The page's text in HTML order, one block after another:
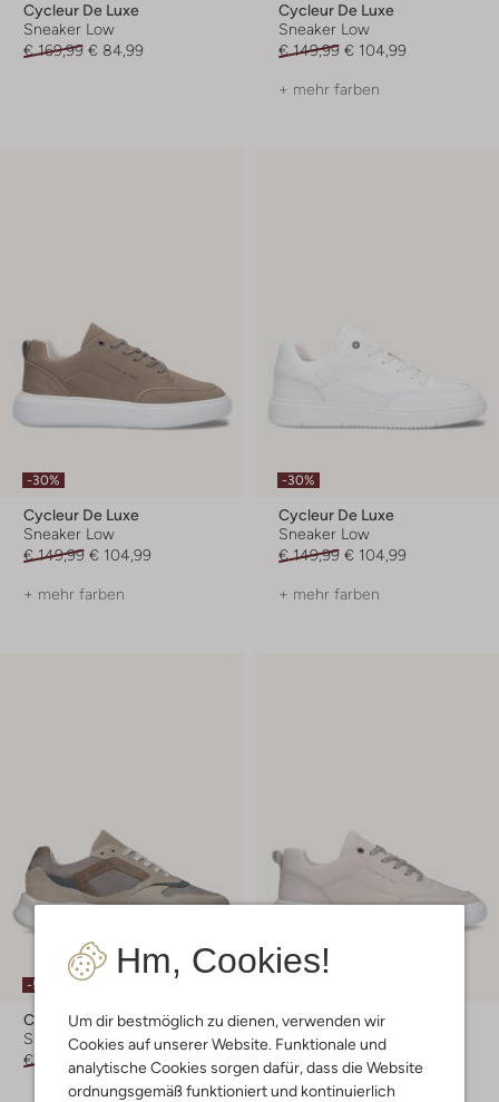
Hm, Cookies!
Um dir bestmöglich zu dienen, verwenden wir
Cookies auf unserer Website. Funktionale und
analytische Cookies sorgen dafür, dass die Website
ordnungsgemäß funktioniert und kontinuierlich
Cycleur De Luxe
Sneaker Low
€ 169,99 € 84,99
Cycleur De Luxe
Sneaker Low
€ 149,99 € 104,99
+ mehr farben
-30%
Cycleur De Luxe
Sneaker Low
€ 149,99 € 104,99
+ mehr farben
-30%
Cycleur De Luxe
Sneaker Low
€ 149,99 € 104,99
+ mehr farben
-50%
Cycleur De Luxe
Sneaker Low
€ 169,99
€ 84,99
Cycleur De Luxe
Sneaker Low
€ 149,99
€ 104,99